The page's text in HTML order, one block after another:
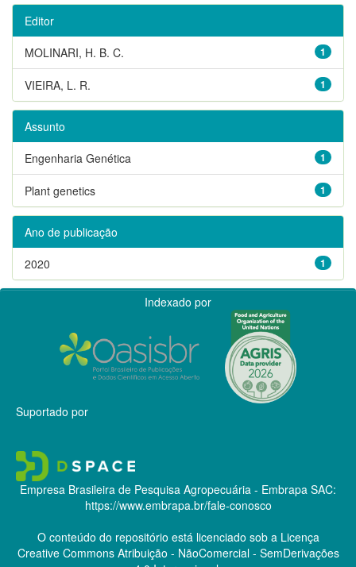
Editor
1
MOLINARI, H. B. C.
1
VIEIRA, L. R.
Assunto
1
Engenharia Genética
1
Plant genetics
Ano de publicação
1
2020
Indexado por
Suportado por
Empresa Brasileira de Pesquisa Agropecuária - Embrapa SAC:
https://www.embrapa.br/fale-conosco
O conteúdo do repositório está licenciado sob a Licença
Creative CommonsAtribuição - NãoComercial - SemDerivações